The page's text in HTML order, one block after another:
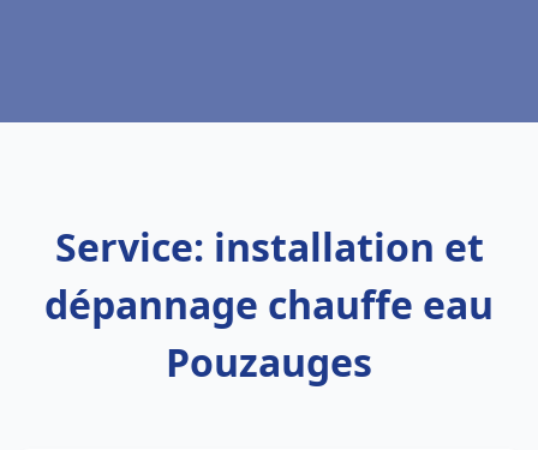
Service: installation et
dépannage chauffe eau
Pouzauges